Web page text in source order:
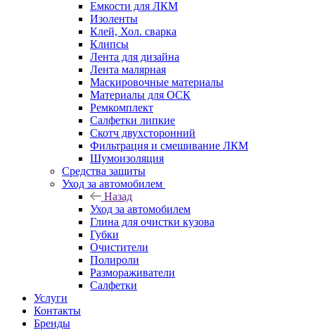
Емкости для ЛКМ
Изоленты
Клей, Хол. сварка
Клипсы
Лента для дизайна
Лента малярная
Маскировочные материалы
Материалы для ОСК
Ремкомплект
Салфетки липкие
Скотч двухсторонний
Фильтрация и смешивание ЛКМ
Шумоизоляция
Средства защиты
Уход за автомобилем
Назад
Уход за автомобилем
Глина для очистки кузова
Губки
Очистители
Полироли
Размораживатели
Салфетки
Услуги
Контакты
Бренды